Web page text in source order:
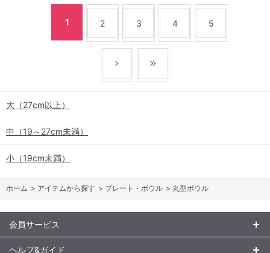
1 2 3 4 5
大（27cm以上）
中（19～27cm未満）
小（19cm未満）
ホーム > アイテムから探す > プレート・ボウル > 丸型ボウル
会員サービス
ヘルプ&ガイド